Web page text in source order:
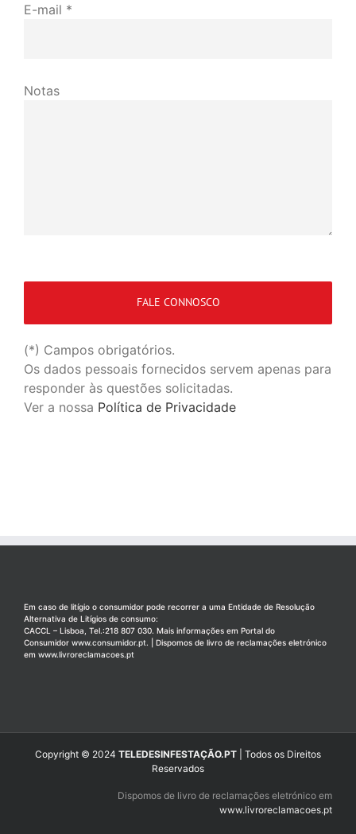
E-mail *
Notas
(*) Campos obrigatórios.
Os dados pessoais fornecidos servem apenas para
responder às questões solicitadas.
Ver a nossa Política de Privacidade
Em caso de litígio o consumidor pode recorrer a uma Entidade de Resolução
Alternativa de Litígios de consumo:
CACCL – Lisboa, Tel.:218 807 030. Mais informações em Portal do
Consumidor www.consumidor.pt. | Dispomos de livro de reclamações eletrónico
em www.livroreclamacoes.pt
Copyright © 2024 TELEDESINFESTAÇÃO.PT | Todos os Direitos
Reservados
Dispomos de livro de reclamações eletrónico em
www.livroreclamacoes.pt